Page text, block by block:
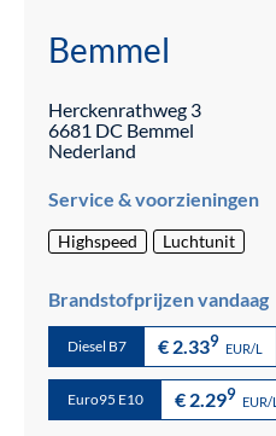
Bemmel
Herckenrathweg 3
6681 DC Bemmel
Nederland
Service & voorzieningen
Highspeed Luchtunit
Brandstofprijzen vandaag
Diesel B7 € 2.339 EUR/L
Euro95 E10 € 2.299 EUR/L